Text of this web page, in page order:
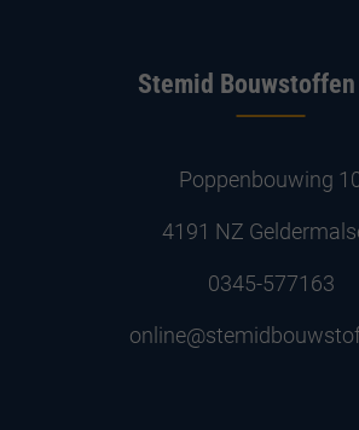
Stemid Bouwstoffen
Poppenbouwing
4191 NZ
0345-577163